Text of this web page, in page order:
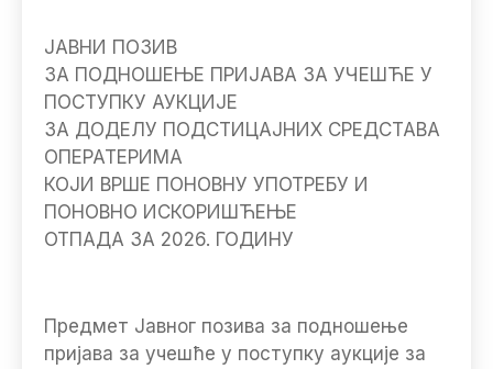
ЈАВНИ ПОЗИВ
ЗА ПОДНОШЕЊЕ ПРИЈАВА ЗА УЧЕШЋЕ У
ПОСТУПКУ АУКЦИЈЕ
ЗА ДОДЕЛУ ПОДСТИЦАЈНИХ СРЕДСТАВА
ОПЕРАТЕРИМА
КОЈИ ВРШЕ ПОНОВНУ УПОТРЕБУ И
ПОНОВНО ИСКОРИШЋЕЊЕ
ОТПАДА ЗА 2026. ГОДИНУ
Предмет Јавног позива за подношење
пријава за учешће у поступку аукције за